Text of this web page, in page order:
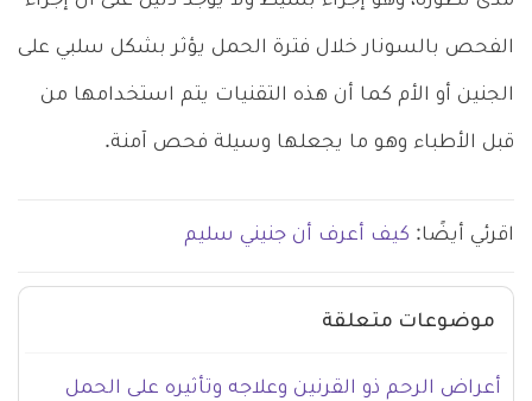
الفحص بالسونار خلال فترة الحمل يؤثر بشكل سلبي على
الجنين أو الأم كما أن هذه التقنيات يتم استخدامها من
قبل الأطباء وهو ما يجعلها وسيلة فحص آمنة.
اقرئي أيضًا: كيف أعرف أن جنيني سليم
موضوعات متعلقة
أعراض الرحم ذو القرنين وعلاجه وتأثيره على الحمل